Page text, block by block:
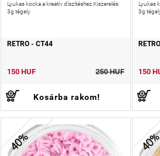
Lyukas kocka a kreatív díszítéshez.Kiszerelés:
3g tégely
RETRO - CT44
150 HUF 250 HUF
Kosárba rakom!
Lyukas
3g
150
40%